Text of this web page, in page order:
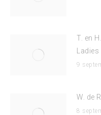
T. en
9
W. de
8